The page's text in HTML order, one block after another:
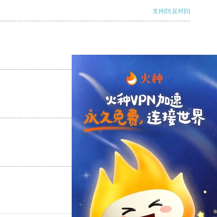
支持[0] 反对[0]
支持 [0] 反对 [0]
支持